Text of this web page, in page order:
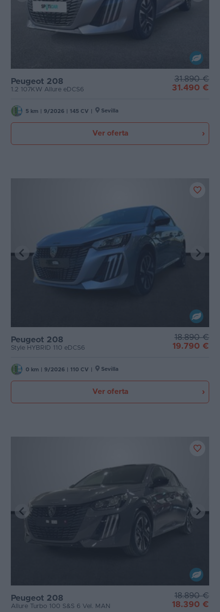
Peugeot 208
1.2 107KW Allure eDCS6
31.890 €
31.490 €
5 km 9/2026 145 CV Sevilla
Ver oferta
Peugeot 208
Style HYBRID 110 eDCS6
18.890 €
19.790 €
0 km 9/2026 110 CV Sevilla
Ver oferta
Peugeot 208
Allure Turbo 100 S&S 6 Vel. MAN
18.890 €
18.390 €